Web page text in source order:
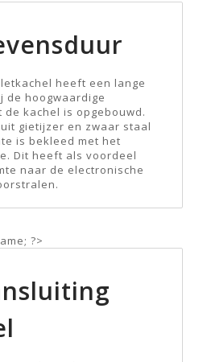
heeft een lange
de hoogwaardige
kachel is opgebouwd.
gietijzer en zwaar staal
is bekleed met het
Dit heeft als voordeel
naar de electronische